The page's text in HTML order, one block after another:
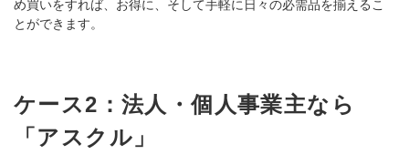
め買いをすれば、お得に、そして手軽に日々の必需品を揃えるこ
とができます。
ケース2：法人・個人事業主なら
「アスクル」